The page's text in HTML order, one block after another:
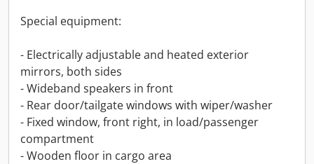
Special equipment:
- Electrically adjustable and heated exterior
mirrors, both sides
- Wideband speakers in front
- Rear door/tailgate windows with wiper/washer
- Fixed window, front right, in load/passenger
compartment
- Wooden floor in cargo area